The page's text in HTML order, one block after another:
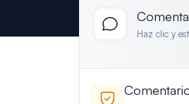
Haz clic y